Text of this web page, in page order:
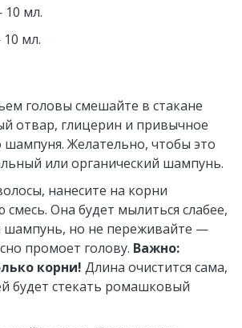
мл.
мл.
головы смешайте в стакане
отвар, глицерин и привычное
шампуня. Желательно, чтобы это
или органический шампунь.
нанесите на корни
смесь. Она будет мылиться слабее,
шампунь, но не переживайте —
промоет голову. Важно:
корни! Длина очистится сама,
будет стекать ромашковый